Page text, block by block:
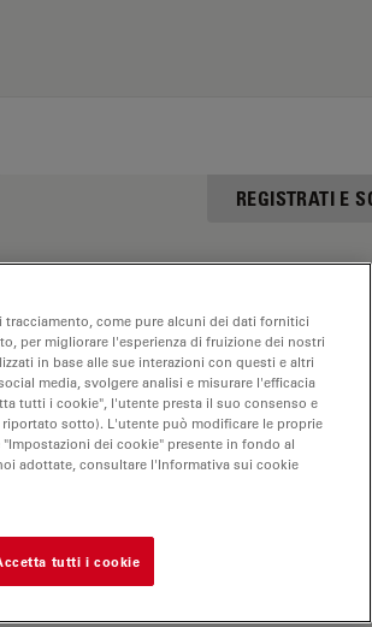
REGISTRATI E
E-mail
come pure alcuni dei dati fornitici
per migliorare l'esperienza di fruizione dei nostri
in base alle sue interazioni con questi e altri
media, svolgere analisi e misurare l'efficacia
tutti i cookie", l'utente presta il suo consenso e
sotto). L'utente può modificare le proprie
dei cookie" presente in fondo al
adottate, consultare l'Informativa sui cookie
tutti i cookie